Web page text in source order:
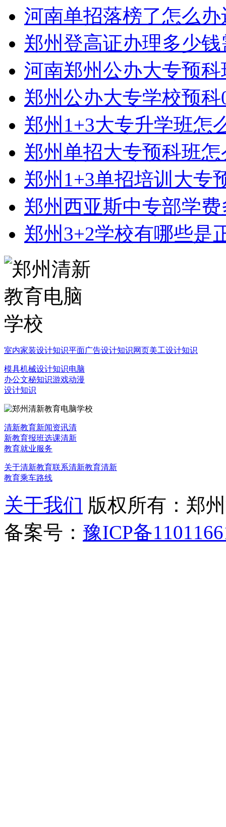
河南单招落榜了怎么
郑州登高证办理多少
河南郑州公办大专预
郑州公办大专学校预
郑州1+3大专升学班怎
郑州单招大专预科班
郑州1+3单招培训大专
郑州西亚斯中专部学
郑州3+2学校有哪些是
室内家装设计知识平面广告设计知识网页美工设计知识
模具机械设计知识电脑
办公文秘知识游戏动漫
设计知识
清新教育新闻资讯清
新教育报班选课清新
教育就业服务
关于清新教育联系清新教育清新
教育乘车路线
关于我们 版权所有：郑
备案号： 豫ICP备